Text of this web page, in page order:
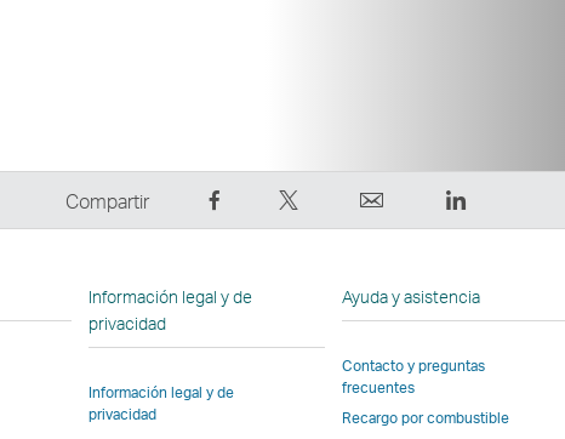
Compartir
Compartir
en
enlace
se
en
Tuitear:
El
abre
en
nueva
ventana
Correo
electrónico
enlace
se
en
una
nueva
LinkedIn
El
se
abre
una
ventana
Información legal y de
privacidad
Información legal y de
privacidad
Ayuda y asistencia
Contacto y preguntas
frecuentes
Recargo por combustible